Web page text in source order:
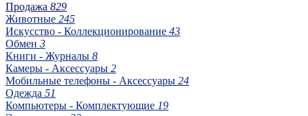
Продажа 829
Животные 245
Искусство - Коллекционирование 43
Обмен 3
Книги - Журналы 8
Камеры - Аксессуары 2
Мобильные телефоны - Аксессуары 24
Одежда 51
Компьютеры - Комплектующие 19